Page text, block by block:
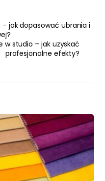
jak dopasować ubrania i
w studio – jak uzyskać
profesjonalne efekty?